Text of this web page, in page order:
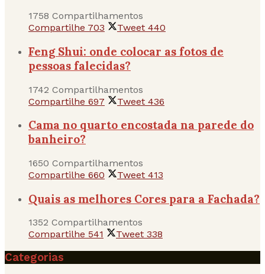
1758 Compartilhamentos
Compartilhe 703 Tweet 440
Feng Shui: onde colocar as fotos de
pessoas falecidas?
1742 Compartilhamentos
Compartilhe 697 Tweet 436
Cama no quarto encostada na parede do
banheiro?
1650 Compartilhamentos
Compartilhe 660 Tweet 413
Quais as melhores Cores para a Fachada?
1352 Compartilhamentos
Compartilhe 541 Tweet 338
Categorias